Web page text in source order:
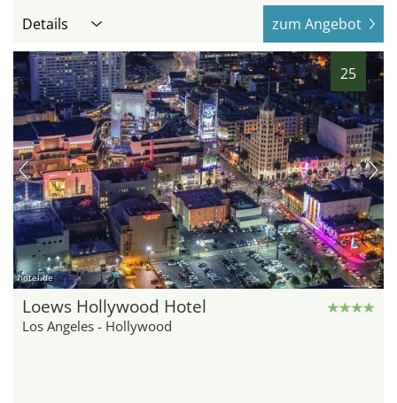
Details zum Angebot
25
hotel.de
Loews Hollywood Hotel
Los Angeles - Hollywood